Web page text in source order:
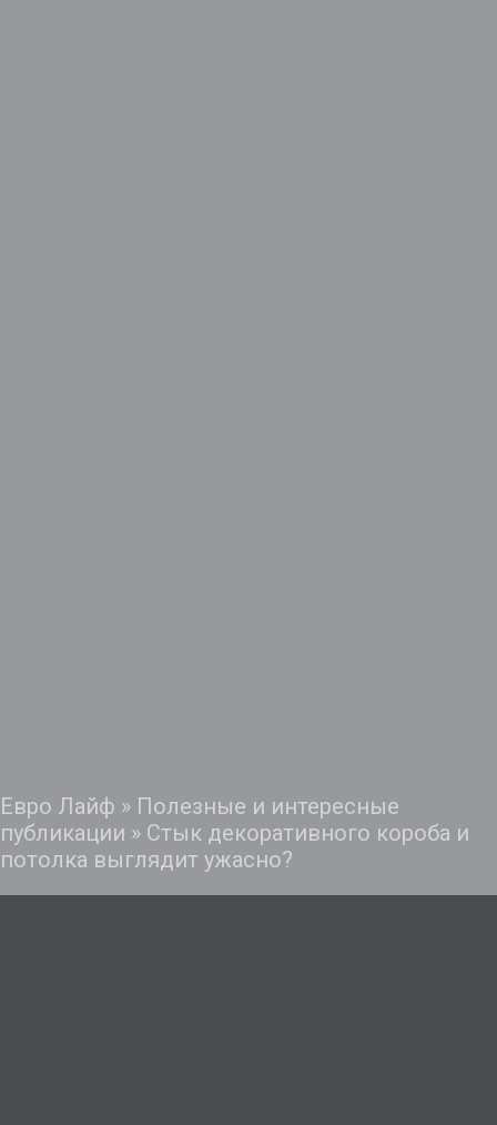
Евро Лайф » Полезные и интересные
публикации » Стык декоративного короба и
потолка выглядит ужасно?